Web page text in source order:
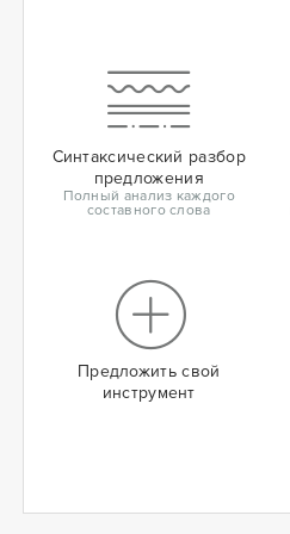
Синтаксический разбор
предложения
Полный анализ каждого
составного слова
Предложить свой
инструмент